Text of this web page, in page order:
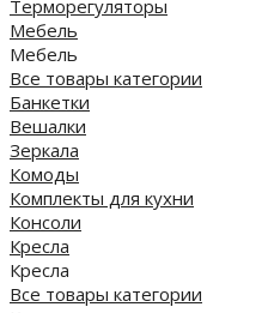
Терморегуляторы
Мебель
Мебель
Все товары категории
Банкетки
Вешалки
Зеркала
Комоды
Комплекты для кухни
Консоли
Кресла
Кресла
Все товары категории